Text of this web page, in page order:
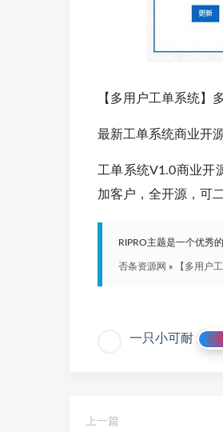
【多用户工单系统】
最新工单系统商业开
工单系统V1.0商业
加客户，全开源，可
RIPRO主题是一个优秀
否条资源网 » 【多用户
一只小可耐
上一篇